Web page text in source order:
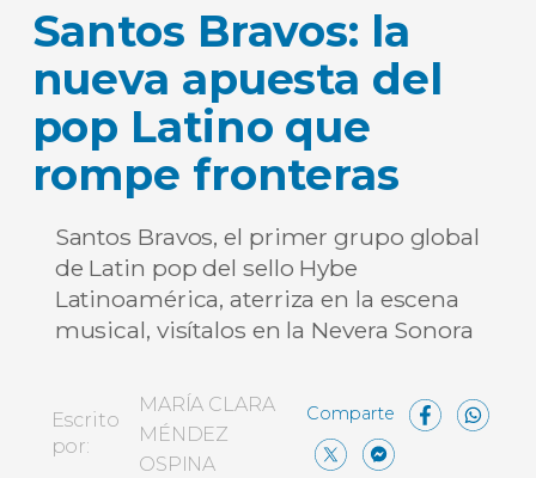
Santos Bravos: la
nueva apuesta del
pop Latino que
rompe fronteras
Santos Bravos, el primer grupo global
de Latin pop del sello Hybe
Latinoamérica, aterriza en la escena
musical, visítalos en la Nevera Sonora
Escrito
por:
MARÍA CLARA
MÉNDEZ
OSPINA
X